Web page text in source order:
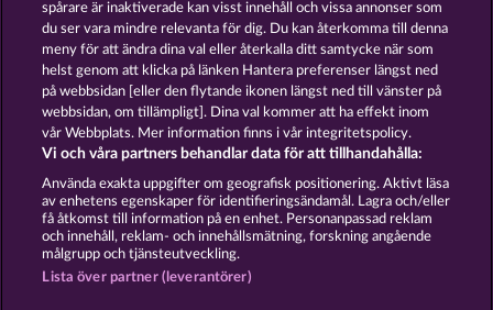
KING OF THE JUNGLE WILD RAPA NUI
Användarvillkor Sekretesspolicy Avtryck
Om Företaget FAQ Facebook
Skicka in en begäran om att ångra köpet
spårare är inaktiverade kan visst innehåll och vissa annonser som
du ser vara mindre relevanta för dig. Du kan återkomma till denna
meny för att ändra dina val eller återkalla ditt samtycke när som
helst genom att klicka på länken Hantera preferenser längst ned
på webbsidan [eller den flytande ikonen längst ned till vänster på
webbsidan, om tillämpligt]. Dina val kommer att ha effekt inom
vår Webbplats. Mer information finns i vår integritetspolicy.
Vi och våra partners behandlar data för att tillhandahålla:
Använda exakta uppgifter om geografisk positionering. Aktivt läsa
av enhetens egenskaper för identifieringsändamål. Lagra och/eller
få åtkomst till information på en enhet. Personanpassad reklam
och innehåll, reklam- och innehållsmätning, forskning angående
målgrupp och tjänsteutveckling.
Lista över partner (leverantörer)